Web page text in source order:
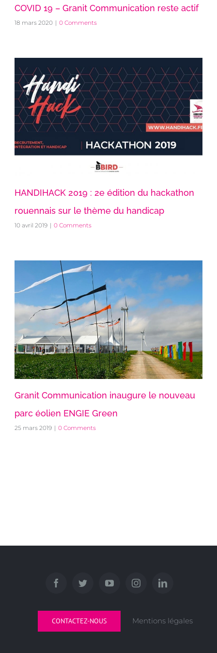
COVID 19 – Granit Communication reste actif
18 mars 2020 | 0 Comments
HANDIHACK 2019 : 2e édition du hackathon
rouennais sur le thème du handicap
10 avril 2019 | 0 Comments
Granit Communication inaugure le nouveau
parc éolien ENGIE Green
25 mars 2019 | 0 Comments
CONTACTEZ-NOUS Mentions légales